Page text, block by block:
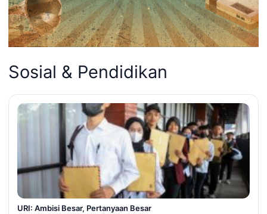
Sosial & Pendidikan
URI: Ambisi Besar, Pertanyaan Besar